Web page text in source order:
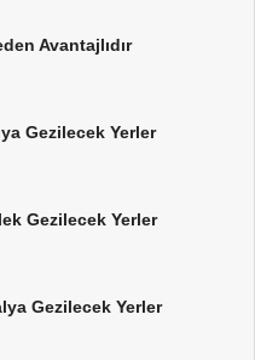
Avantajlıdır
Gezilecek Yerler
Gezilecek Yerler
Gezilecek Yerler